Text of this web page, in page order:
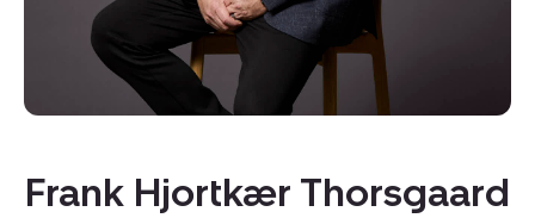
Frank Hjortkær Thorsgaard
Kopier link
Del via mail